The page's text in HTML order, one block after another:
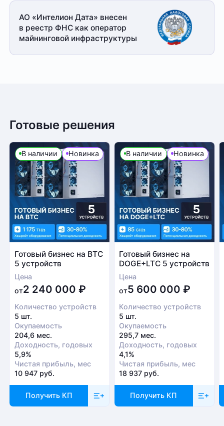
АО «Интелион Дата» внесен
в реестр ФНС как оператор
майнинговой инфраструктуры
Готовые решения
В наличии Новинка
Готовый бизнес на BTC
5 устройств
Цена
от2 240 000 ₽
Количество устройств
5 шт.
Окупаемость
204,6 мес.
Доходность, годовых
5,9%
Чистая прибыль, мес
10 947 руб.
Получить КП
В наличии Новинка
Готовый бизнес на
DOGE+LTC 5 устройств
Цена
от5 600 000₽
Количество устройств
5 шт.
Окупаемость
295,7 мес.
Доходность, годовых
4,1%
Чистая прибыль, мес
18 937 руб.
Получить КП